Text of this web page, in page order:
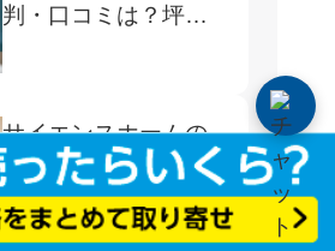
判・口コミは？坪単
価や費用シミュレー
ション、メリットも
サイエンスホームの
評判は？坪単価や特
徴など注文住宅に失
敗しないための基礎